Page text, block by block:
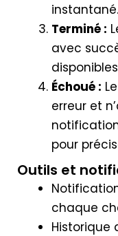
instantané.
Terminé :
avec
Échoué :
erreur et
pour
Outils et
chaque
Historique